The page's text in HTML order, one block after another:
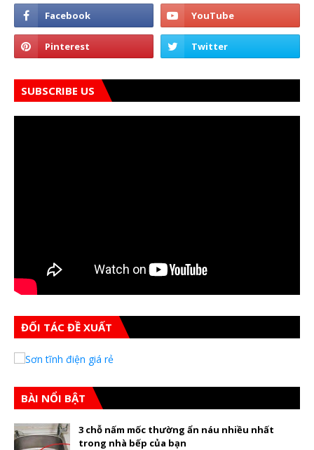
SUBSCRIBE US
ĐỐI TÁC ĐỀ XUẤT
BÀI NỔI BẬT
3 chỗ nấm mốc thường ẩn náu nhiều nhất
trong nhà bếp của bạn